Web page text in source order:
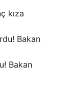
kıza
Bakan